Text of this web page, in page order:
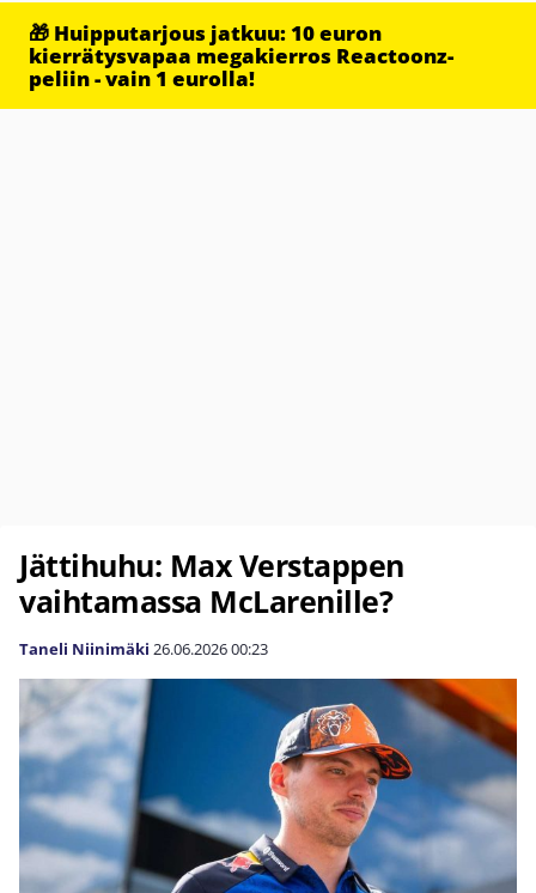
🎁 Huipputarjous jatkuu: 10 euron
kierrätysvapaa megakierros Reactoonz-
peliin - vain 1 eurolla!
Jättihuhu: Max Verstappen
vaihtamassa McLarenille?
Taneli Niinimäki 26.06.202600:23